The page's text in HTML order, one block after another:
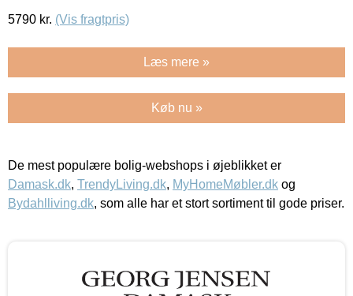
5790 kr. (Vis fragtpris)
Læs mere »
Køb nu »
De mest populære bolig-webshops i øjeblikket er
Damask.dk, TrendyLiving.dk, MyHomeMøbler.dk og
Bydahlliving.dk, som alle har et stort sortiment til gode priser.